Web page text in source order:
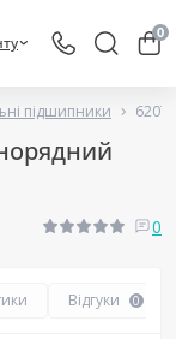
0
підшипники 6207
0
Відгуки 0